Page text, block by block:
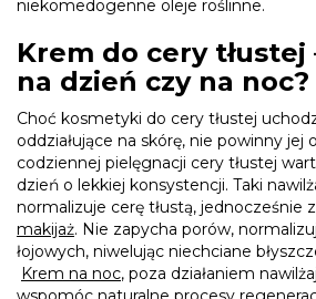
niekomedogenne oleje roślinne.
Krem do cery tłustej
na dzień czy na noc?
Choć kosmetyki do cery tłustej
oddziałujące na skórę, nie powinny jej
codziennej pielęgnacji cery tłustej
dzień o lekkiej konsystencji. Taki
normalizuje cerę tłustą, jednocześnie
makijaż. Nie zapycha porów,
łojowych, niwelując niechciane
Krem na noc, poza działaniem